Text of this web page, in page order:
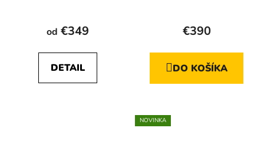
od €349
DETAIL
hodnotenie
je
5,0
€390
DO KOŠÍKA
NOVINKA